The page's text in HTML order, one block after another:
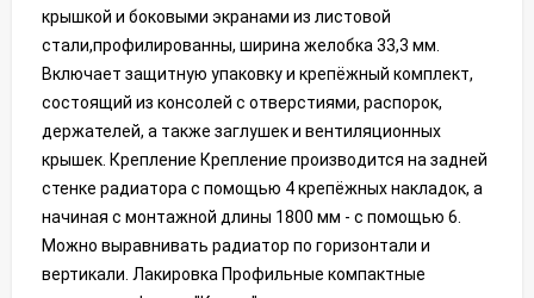
крышкой и боковыми экранами из листовой
стали,профилированны, ширина желобка 33,3 мм.
Включает защитную упаковку и крепёжный комплект,
состоящий из консолей с отверстиями, распорок,
держателей, а также заглушек и вентиляционных
крышек. Крепление Крепление производится на задней
стенке радиатора с помощью 4 крепёжных накладок, а
начиная с монтажной длины 1800 мм - с помощью 6.
Можно выравнивать радиатор по горизонтали и
вертикали. Лакировка Профильные компактные